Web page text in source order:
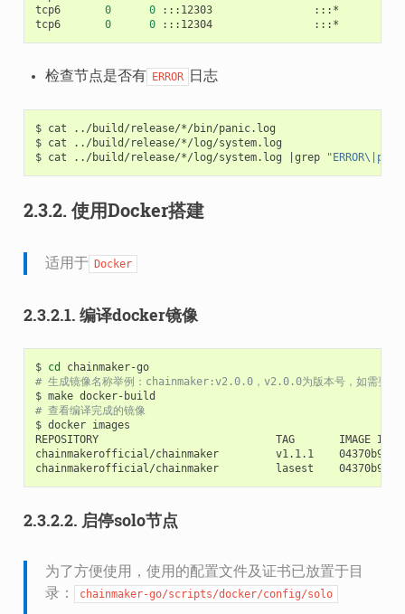
tcp6
0 0 :::12303
:::*
tcp6
0 0 :::12304 :::*
检查节点是否有 ERROR 日志
$ cat
../build/release/*/bin/panic.log
$ cat
../build/release/*/log/system.log
$ cat ../build/release/*/log/system.log grep
2.3.2. 使用Docker搭建
适用于 Docker
2.3.2.1. 编译docker镜像
$ cd
chainmaker-go
# 生成镜像名称举例：chainmaker:v2.0.0，v2.0.0为版本号，如需要修
$ make
# 查看编译完成的镜像
$ docker images
REPOSITORY
TAG IMAGE ID
chainmakerofficial/chainmaker
v1.1.1
chainmakerofficial/chainmaker
lasest
2.3.2.2. 启停solo节点
为了方便使用，使用的配置文件及证书已放置于目
录：
chainmaker-go/scripts/docker/config/solo